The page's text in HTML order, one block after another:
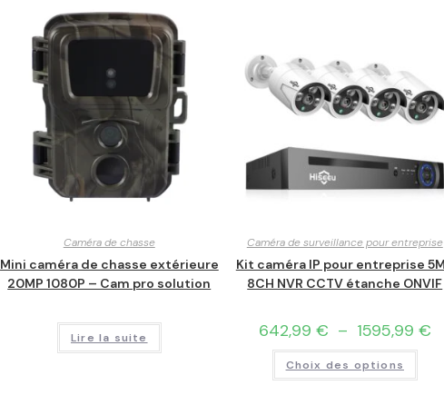
Caméra de chasse
Mini caméra de chasse extérieure
20MP 1080P – Cam pro solution
Lire la suite
Caméra de surveillance pour entreprise
Kit caméra IP pour entreprise
8CH NVR CCTV étanche ONVIF
642,99 € – 1595,99 €
Choix des options